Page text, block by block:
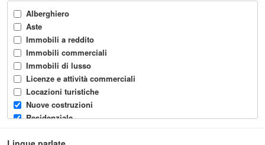
Alberghiero
Aste
Immobili a reddito
Immobili commerciali
Immobili di lusso
Licenze e attività commerciali
Locazioni turistiche
Nuove costruzioni
Residenziale